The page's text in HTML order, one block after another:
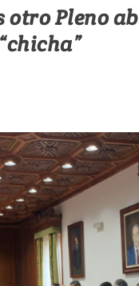
otro Pleno
“chicha”